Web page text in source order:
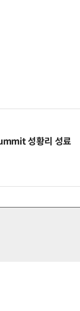
성황리 성료